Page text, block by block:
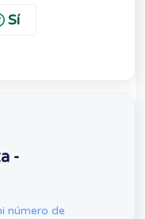
Sí
-
número de